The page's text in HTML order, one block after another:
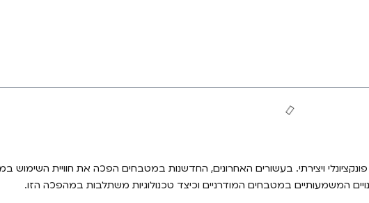
ויצירתי. בעשורים האחרונים, החדשנות במטבחים הפכה את חוויית השימוש
המשמעותיים במטבחים המודרניים וכיצד טכנולוגיות משתלבות במהפכה הזו.